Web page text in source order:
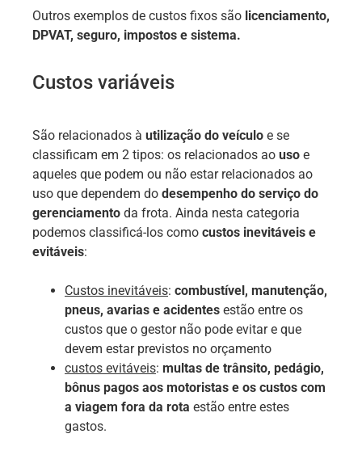
Outros exemplos de custos fixos são licenciamento,
DPVAT, seguro, impostos e sistema.
Custos variáveis
São relacionados à utilização do veículo e se
classificam em 2 tipos: os relacionados ao uso e
aqueles que podem ou não estar relacionados ao
uso que dependem do desempenho do serviço do
gerenciamento da frota. Ainda nesta categoria
podemos classificá-los como custos inevitáveis e
evitáveis:
Custos inevitáveis: combustível, manutenção,
pneus, avarias e acidentes estão entre os
custos que o gestor não pode evitar e que
devem estar previstos no orçamento
custos evitáveis: multas de trânsito, pedágio,
bônus pagos aos motoristas e os custos com
a viagem fora da rota estão entre estes
gastos.